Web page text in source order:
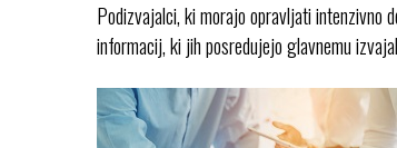
Podizvajalci, ki morajo opravljati intenzivno
informacij, ki jih posredujejo glavnemu